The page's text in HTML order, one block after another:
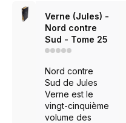
Verne (Jules) -
Nord contre
Sud - Tome 25
Nord contre
Sud de Jules
Verne est le
vingt-cinquième
volume des